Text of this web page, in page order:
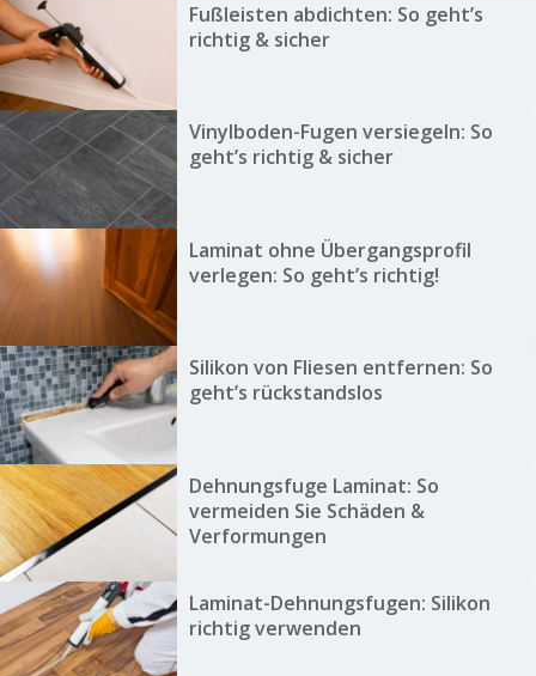
Fußleisten abdichten: So geht’s
richtig & sicher
Vinylboden-Fugen versiegeln: So
geht’s richtig & sicher
Laminat ohne Übergangsprofil
verlegen: So geht’s richtig!
Silikon von Fliesen entfernen: So
geht’s rückstandslos
Dehnungsfuge Laminat: So
vermeiden Sie Schäden &
Verformungen
Laminat-Dehnungsfugen: Silikon
richtig verwenden